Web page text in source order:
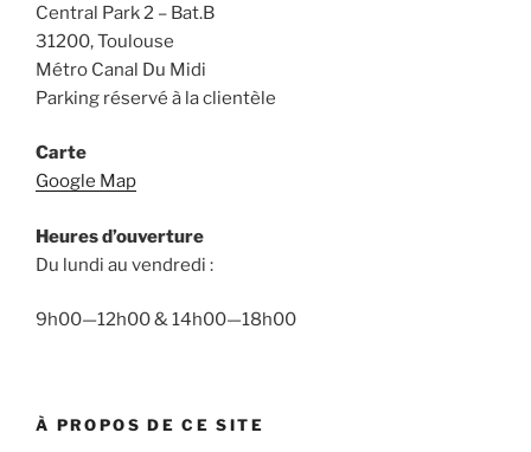
Central Park 2 – Bat.B
31200, Toulouse
Métro Canal Du Midi
Parking réservé à la clientèle
Carte
Google Map
Heures d’ouverture
Du lundi au vendredi :
9h00—12h00 & 14h00—18h00
À PROPOS DE CE SITE